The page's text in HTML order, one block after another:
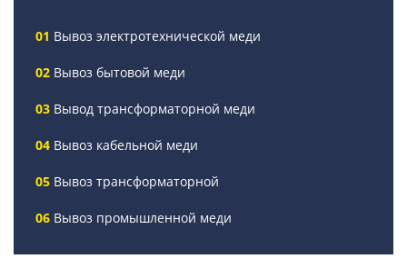
Вывоз электротехнической меди
Вывоз бытовой меди
Вывод трансформаторной меди
Вывоз кабельной меди
Вывоз трансформаторной
Вывоз промышленной меди